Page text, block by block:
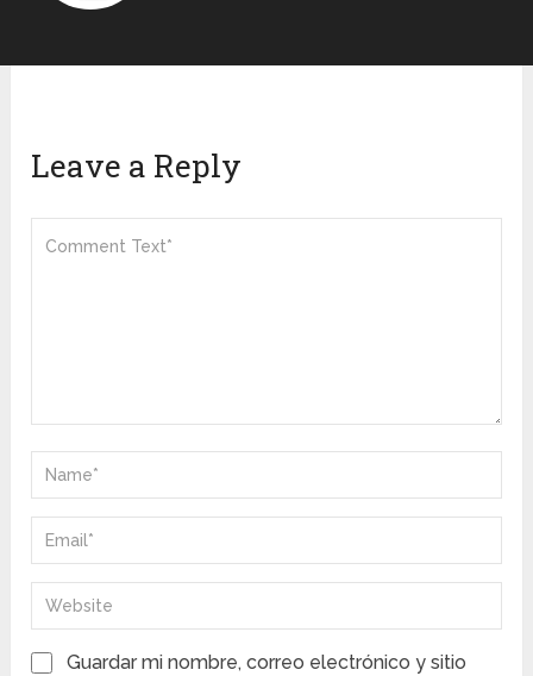
Leave a Reply
Guardar mi nombre, correo electrónico y sitio